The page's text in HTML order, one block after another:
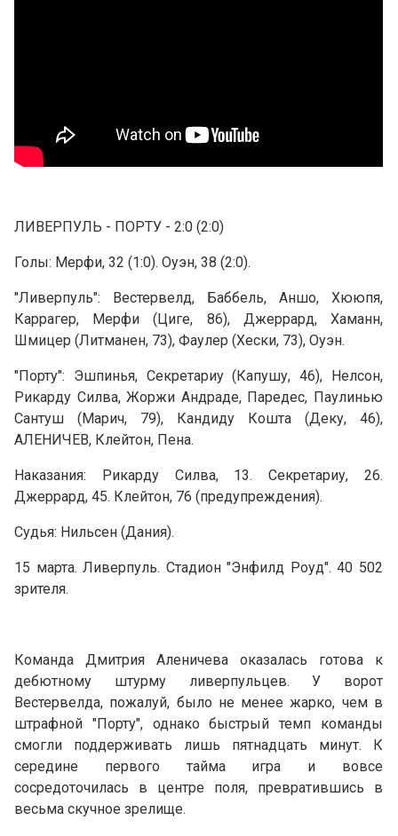
ЛИВЕРПУЛЬ - ПОРТУ - 2:0 (2:0)
Голы: Мерфи, 32 (1:0). Оуэн, 38 (2:0).
"Ливерпуль": Вестервелд, Баббель, Аншо, Хююпя,
Каррагер, Мерфи (Циге, 86), Джеррард, Хаманн,
Шмицер (Литманен, 73), Фаулер (Хески, 73), Оуэн.
"Порту": Эшпинья, Секретариу (Капушу, 46), Нелсон,
Рикарду Силва, Жоржи Андраде, Паредес, Паулинью
Сантуш (Марич, 79), Кандиду Кошта (Деку, 46),
АЛЕНИЧЕВ, Клейтон, Пена.
Наказания: Рикарду Силва, 13. Секретариу, 26.
Джеррард, 45. Клейтон, 76 (предупреждения).
Судья: Нильсен (Дания).
15 марта. Ливерпуль. Стадион "Энфилд Роуд". 40 502
зрителя.
Команда Дмитрия Аленичева оказалась готова к
дебютному штурму ливерпульцев. У ворот
Вестервелда, пожалуй, было не менее жарко, чем в
штрафной "Порту", однако быстрый темп команды
смогли поддерживать лишь пятнадцать минут. К
середине первого тайма игра и вовсе
сосредоточилась в центре поля, превратившись в
весьма скучное зрелище.